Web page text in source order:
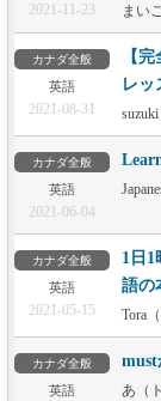
2021-11-23
まい
カナダ全般
英語
2021-08-31
【
レッ
suzuki
カナダ全般
英語
2021-06-04
カナダ全般
英語
2021-05-15
1日
語の
Tora
カナダ全般
英語
must
あ（